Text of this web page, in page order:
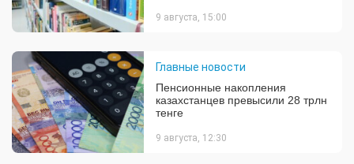
9 августа, 15:00
Главные новости
Пенсионные накопления
казахстанцев превысили 28 трлн
тенге
9 августа, 12:30